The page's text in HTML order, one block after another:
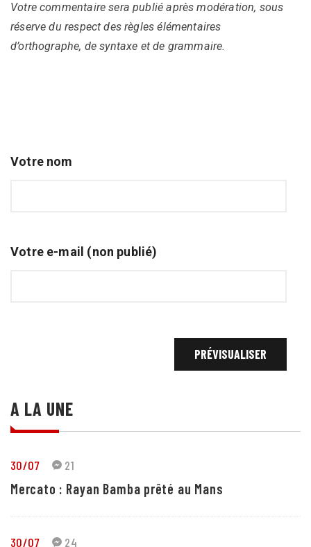
Votre commentaire sera publié après modération, sous
réserve du respect des règles élémentaires
d’orthographe, de syntaxe et de grammaire.
Votre nom
Votre e-mail (non publié)
A LA UNE
30/07 21
Mercato : Rayan Bamba prêté au Mans
30/07 24